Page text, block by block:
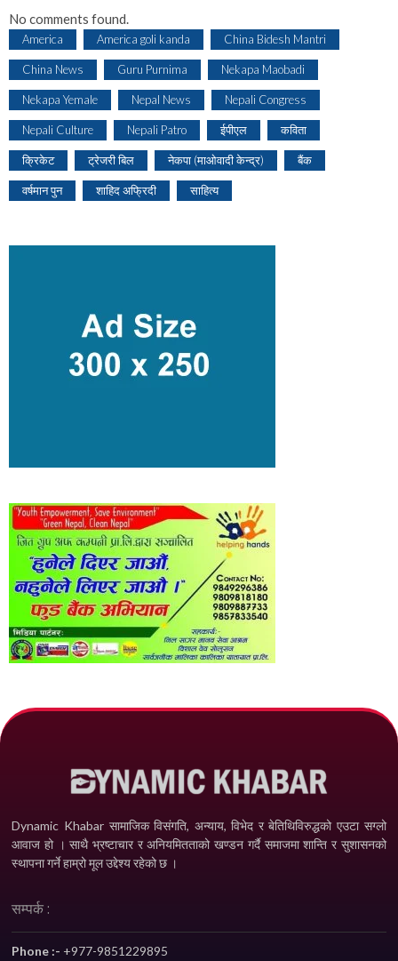
No comments found.
America America goli kanda China Bidesh Mantri
China News Guru Purnima Nekapa Maobadi
Nekapa Yemale Nepal News Nepali Congress
Nepali Culture Nepali Patro ईपीएल कविता
क्रिकेट ट्रेजरी बिल नेकपा (माओवादी केन्द्र) बैंक
वर्षमान पुन शाहिद अफ्रिदी साहित्य
Dynamic Khabar सामाजिक विसंगति, अन्याय, विभेद­ र बेतिथिविरुद्धको एउटा सग्लो
आवाज हो । साथै भ्रष्टाचार र अनियमितताको खण्डन गर्दै समाजमा शान्ति र सुशासनको
स्थापना गर्ने हाम्रो मूल उद्देश्य रहेको छ ।
सम्पर्क :
Phone :- +977-9851229895